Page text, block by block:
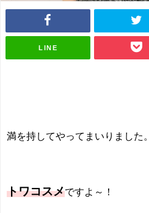
LINE
満を持してやってまいりました。
トワコスメですよ～！